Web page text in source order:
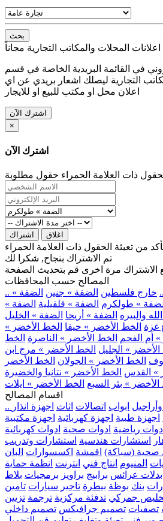
بحث
في القائمة البريدية الخاصة في قسم
التجارية ليصلك اشعار بريدي عن اي
اعلان محل او مكتب للبيع او للايجار
اشترك الآن
×
اشترك الآن
ذات العلامة الحمراء حقول مطلوبة
اشتراك اغلاق
من تعبئة الحقول ذات العلامة الحمراء
تم الاشتراك بنجاح, شكرا لك
الاشتراك مرة اخرى قم بتحديث الصفحة
المصالح حسب المحافظات
خارج فلسطين الضفة » جنين الضفة »
» طولكرم الضفة » قلقيلية الضفة »
والبيره الضفة » أريحا الضفة » الخليل
غزة الخط الأخضر » حيفا الخط الأخضر »
أم الفحم الخط الأخضر » الناصرة الخط
الأخضر » الجليل الخط الأخضر » مرج ابن
الخط الأخضر » الجولان الخط الأخضر
» القدس الخط الأخضر » نتانيا والخضيرة
الأخضر » بئر السبع الخط الأخضر » ايلات
اقسام المصالح
وأراجيل ابواب اتصالات اثاث اجهزة انذار
اجهزة طبية اجهزة كهربائية اجهزة مكتبية
ادوات رياضية ادوات صحية ادوات كهربائية
استشارات هندسية استشارات وتدريب
صحية (سباكة) اقمشة اكسسوارات البان
المنيوم انتاج فني انترنت انظمة حماية
بدلات عرائس برابيج براويز برمجيات بلاط
بنك بوظة بيطرة تاجير سيارات تامين
جمركي تدفئة مركزية ترجمة تزيين
تصفيات تصميم جرافيكس تصميم داخلي